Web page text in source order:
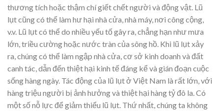
thương tích hoặc thậm chí giết chết người và động vật. Lũ
lụt cũng có thể làm hư hại nhà cửa, nhà máy, nơi công cộng,
v.v. Lũ lụt có thể do nhiều yếu tố gây ra, chẳng hạn như mưa
lớn, triều cường hoặc nước tràn của sông hồ. Khi lũ lụt xảy
ra, chúng có thể làm ngập nhà cửa, cơ sở kinh doanh và đất
canh tác, dẫn đến thiệt hại kinh tế đáng kể và gián đoạn cuộc
sống hàng ngày. Tác động của lũ lụt ở Việt Nam là rất lớn, với
hàng triệu người bị ảnh hưởng và thiệt hại hàng tỷ đô la. Có
một số nỗ lực để giảm thiểu lũ lụt. Thứ nhất, chúng ta không